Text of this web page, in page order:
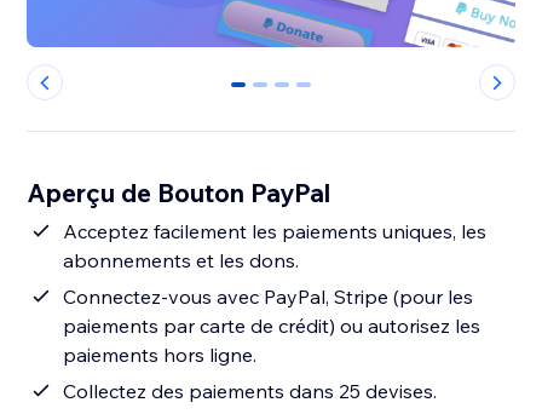
0 1 2 3
Aperçu de Bouton PayPal
Acceptez facilement les paiements uniques, les
abonnements et les dons.
Connectez-vous avec PayPal, Stripe (pour les
paiements par carte de crédit) ou autorisez les
paiements hors ligne.
Collectez des paiements dans 25 devises.